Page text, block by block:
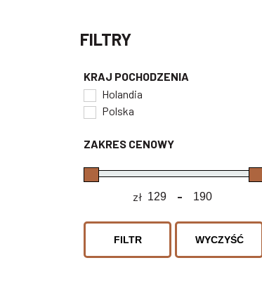
FILTRY
KRAJ POCHODZENIA
Holandia
Polska
ZAKRES CENOWY
zł Minimum Price
-
Maximum Price
FILTR WYCZYŚĆ